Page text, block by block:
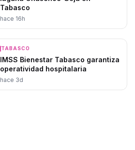
Tabasco
hace 16h
TABASCO
IMSS Bienestar Tabasco garantiza
operatividad hospitalaria
hace 3d